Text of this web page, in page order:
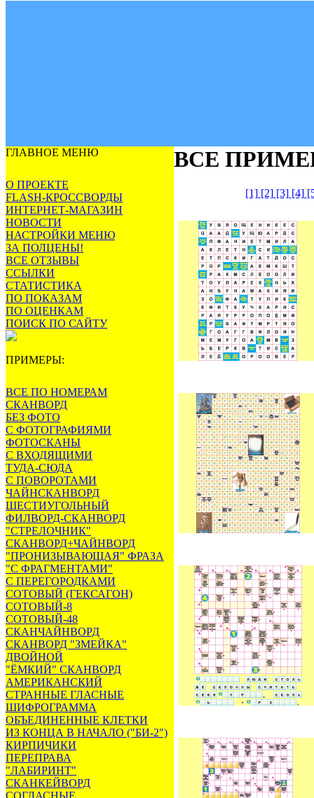
ГЛАВНОЕ МЕНЮ
О ПРОЕКТЕ
FLASH-КРОССВОРДЫ
ИНТЕРНЕТ-МАГАЗИН
НОВОСТИ
НАСТРОЙКИ МЕНЮ
ЗА ПОЛЦЕНЫ!
ВСЕ ОТЗЫВЫ
ССЫЛКИ
СТАТИСТИКА
ПО ПОКАЗАМ
ПО ОЦЕНКАМ
ПОИСК ПО САЙТУ
ПРИМЕРЫ:
ВСЕ ПО НОМЕРАМ
СКАНВОРД
БЕЗ ФОТО
С ФОТОГРАФИЯМИ
ФОТОСКАНЫ
С ВХОДЯЩИМИ
ТУДА-СЮДА
С ПОВОРОТАМИ
ЧАЙНСКАНВОРД
ШЕСТИУГОЛЬНЫЙ
ФИЛВОРД-СКАНВОРД
"СТРЕЛОЧНИК"
СКАНВОРД+ЧАЙНВОРД
"ПРОНИЗЫВАЮЩАЯ" ФРАЗА
"С ФРАГМЕНТАМИ"
С ПЕРЕГОРОДКАМИ
СОТОВЫЙ (ГЕКСАГОН)
СОТОВЫЙ-8
СОТОВЫЙ-48
СКАНЧАЙНВОРД
СКАНВОРД "ЗМЕЙКА"
ДВОЙНОЙ
"ЁМКИЙ" СКАНВОРД
АМЕРИКАНСКИЙ
СТРАННЫЕ ГЛАСНЫЕ
ШИФРОГРАММА
ОБЪЕДИНЕННЫЕ КЛЕТКИ
ИЗ КОНЦА В НАЧАЛО ("БИ-2")
КИРПИЧИКИ
ПЕРЕПРАВА
"ЛАБИРИНТ"
СКАНКЕЙВОРД
СОГЛАСНЫЕ
ВСЕ
[1] [2] [3] [4]